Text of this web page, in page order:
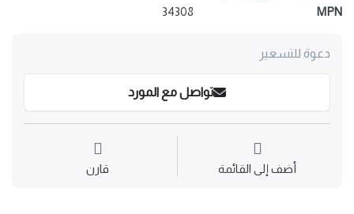
MPN
34308
دعوة للتسعير
تواصل مع المورد
أضف إلى القائمة قارن